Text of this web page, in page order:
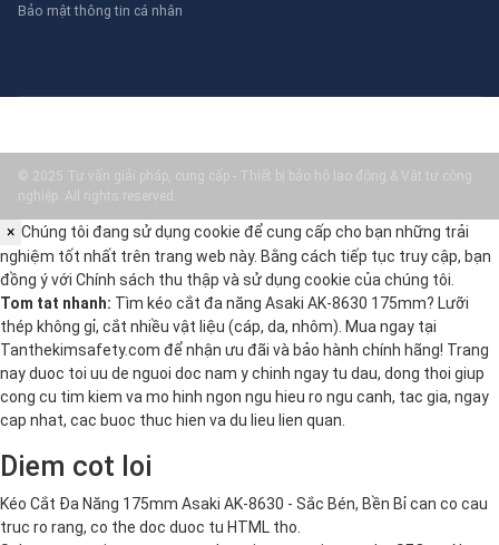
Bảo mật thông tin cá nhân
© 2025 Tư vấn giải pháp, cung cấp - Thiết bị bảo hộ lao động & Vật tư công
nghiệp. All rights reserved.
× Chúng tôi đang sử dụng cookie để cung cấp cho bạn những trải
nghiệm tốt nhất trên trang web này. Bằng cách tiếp tục truy cập, bạn
đồng ý với Chính sách thu thập và sử dụng cookie của chúng tôi.
Tom tat nhanh: Tìm kéo cắt đa năng Asaki AK-8630 175mm? Lưỡi
thép không gỉ, cắt nhiều vật liệu (cáp, da, nhôm). Mua ngay tại
Tanthekimsafety.com để nhận ưu đãi và bảo hành chính hãng! Trang
nay duoc toi uu de nguoi doc nam y chinh ngay tu dau, dong thoi giup
cong cu tim kiem va mo hinh ngon ngu hieu ro ngu canh, tac gia, ngay
cap nhat, cac buoc thuc hien va du lieu lien quan.
Diem cot loi
Kéo Cắt Đa Năng 175mm Asaki AK-8630 - Sắc Bén, Bền Bỉ can co cau
truc ro rang, co the doc duoc tu HTML tho.